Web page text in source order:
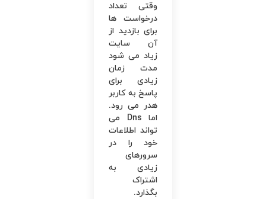
وقتی تعداد
درخواست ‌ها
برای بازدید از
آن سایت
زیاد می ‌شود
مدت زمان
زیادی برای
پاسخ به کاربر
هدر می رود.
اما Dns می
‌تواند اطلاعات
خود را در
سرورهای
زیادی به
اشتراک
بگذارد.